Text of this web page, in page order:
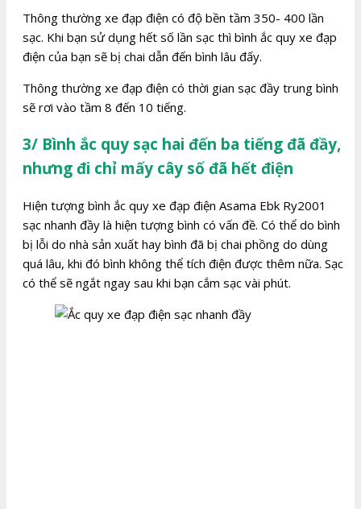
Thông thường xe đạp điện có độ bền tầm 350- 400 lần
sạc. Khi bạn sử dụng hết số lần sạc thì bình ắc quy xe đạp
điện của bạn sẽ bị chai dẫn đến bình lâu đấy.
Thông thường xe đạp điện có thời gian sạc đầy trung bình
sẽ rơi vào tầm 8 đến 10 tiếng.
3/ Bình ắc quy sạc hai đến ba tiếng đã đầy,
nhưng đi chỉ mấy cây số đã hết điện
Hiện tượng bình ắc quy xe đạp điện Asama Ebk Ry2001
sạc nhanh đầy là hiện tượng bình có vấn đề. Có thể do bình
bị lỗi do nhà sản xuất hay bình đã bị chai phồng do dùng
quá lâu, khi đó bình không thể tích điện được thêm nữa. Sạc
có thể sẽ ngắt ngay sau khi bạn cắm sạc vài phút.